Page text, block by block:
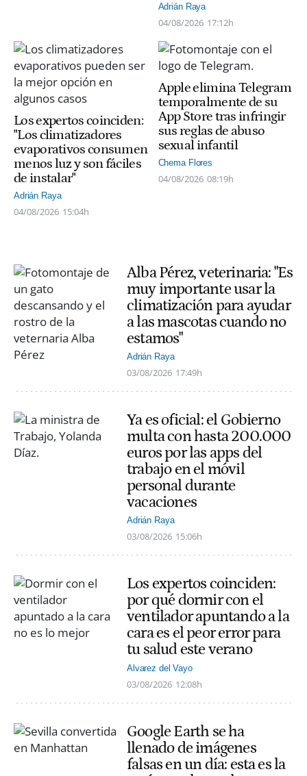
Adrián Raya
04/08/2026 17:12h
Los expertos coinciden:
"Los climatizadores
evaporativos consumen
menos luz y son fáciles
de instalar"
Adrián Raya
04/08/2026 15:04h
Apple elimina Telegram
temporalmente de su
App Store tras infringir
sus reglas de abuso
sexual infantil
Chema Flores
04/08/2026 08:19h
Alba Pérez, veterinaria: "Es
muy importante usar la
climatización para ayudar
a las mascotas cuando no
estamos"
Adrián Raya
03/08/2026 17:49h
Ya es oficial: el Gobierno
multa con hasta 200.000
euros por las apps del
trabajo en el móvil
personal durante
vacaciones
Adrián Raya
03/08/2026 15:06h
Los expertos coinciden:
por qué dormir con el
ventilador apuntando a la
cara es el peor error para
tu salud este verano
Alvarez del Vayo
03/08/2026 12:08h
Google Earth se ha
llenado de imágenes
falsas en un día: esta es la